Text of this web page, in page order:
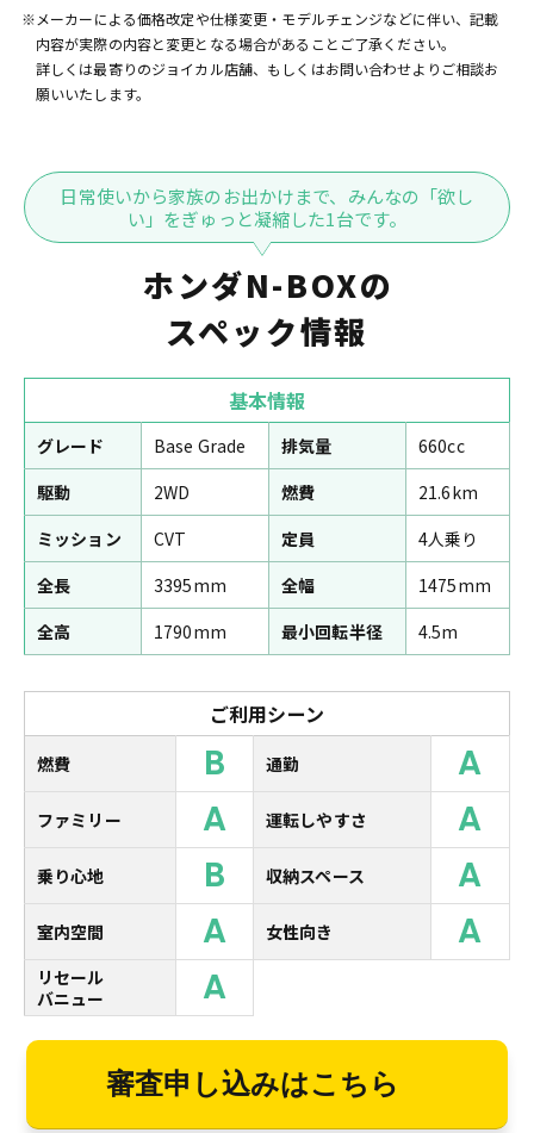
※メーカーによる価格改定や仕様変更・モデルチェンジなどに伴い、記載
内容が実際の内容と変更となる場合があることご了承ください。
詳しくは最寄りのジョイカル店舗、もしくはお問い合わせよりご相談お
願いいたします。
日常使いから家族のお出かけまで、みんなの「欲し
い」をぎゅっと凝縮した1台です。
ホンダN-BOXの
スペック情報
基本情報
グレード Base Grade 排気量
660cc
駆動
2WD 燃費
21.6km
ミッション
CVT 定員
4人乗り
全長
3395mm 全幅
1475mm
全高
1790mm 最小回転半径 4.5m
ご利用シーン
燃費 B 通勤 A
ファミリー A 運転しやすさ A
乗り心地 B 収納スペース A
室内空間 A 女性向き A
リセール
バニュー
A
審査申し込みはこちら